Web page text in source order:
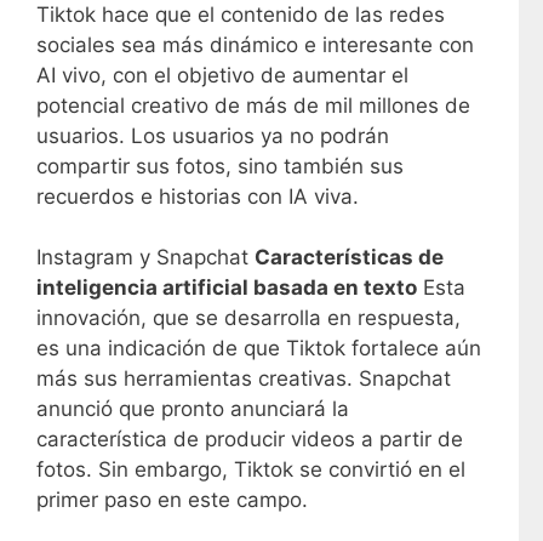
Tiktok hace que el contenido de las redes
sociales sea más dinámico e interesante con
AI vivo, con el objetivo de aumentar el
potencial creativo de más de mil millones de
usuarios. Los usuarios ya no podrán
compartir sus fotos, sino también sus
recuerdos e historias con IA viva.
Instagram y Snapchat Características de
inteligencia artificial basada en texto Esta
innovación, que se desarrolla en respuesta,
es una indicación de que Tiktok fortalece aún
más sus herramientas creativas. Snapchat
anunció que pronto anunciará la
característica de producir videos a partir de
fotos. Sin embargo, Tiktok se convirtió en el
primer paso en este campo.